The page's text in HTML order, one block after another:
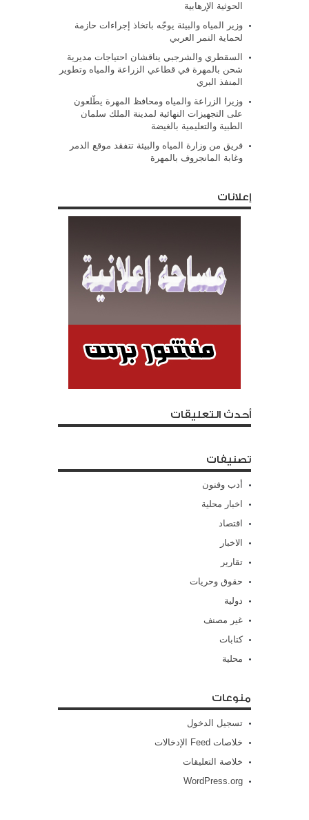
الحوثية الإرهابية
وزير المياه والبيئة يوجّه باتخاذ إجراءات حازمة
لحماية النمر العربي
السقطري والشرجبي يناقشان احتياجات مديرية
شحن بالمهرة في قطاعي الزراعة والمياه وتطوير
المنفذ البري
وزيرا الزراعة والمياه ومحافظ المهرة يطّلعون
على التجهيزات النهائية لمدينة الملك سلمان
الطبية والتعليمية بالغيضة
فريق من وزارة المياه والبيئة تتفقد موقع الدمر
وغابة المانجروف بالمهرة
إعلانات
أحدث التعليقات
تصنيفات
أدب وفنون
اخبار محلية
اقتصاد
الاخبار
تقارير
حقوق وحريات
دولية
غير مصنف
كتابات
محلية
منوعات
تسجيل الدخول
خلاصات Feed الإدخالات
خلاصة التعليقات
WordPress.org